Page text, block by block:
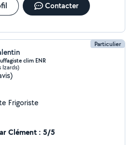
Contacter
Particulier
clim ENR
Izards)
Frigoriste
Clément : 5/5